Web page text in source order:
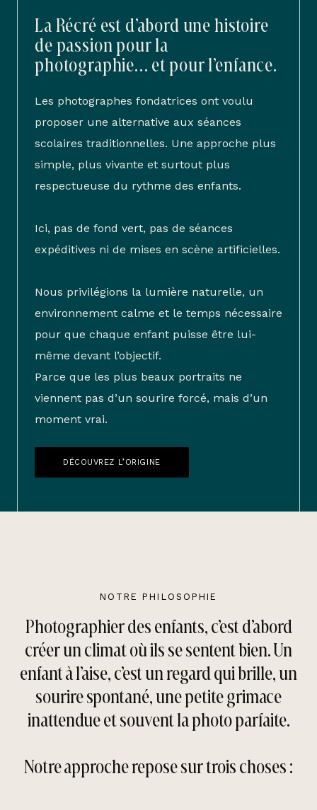
La Récré est d’abord une histoire
de passion pour la
photographie… et pour l’enfance.
Les photographes fondatrices ont voulu
proposer une alternative aux séances
scolaires traditionnelles. Une approche plus
simple, plus vivante et surtout plus
respectueuse du rythme des enfants.
Ici, pas de fond vert, pas de séances
expéditives ni de mises en scène artificielles.
Nous privilégions la lumière naturelle, un
environnement calme et le temps nécessaire
pour que chaque enfant puisse être lui-
même devant l’objectif.
Parce que les plus beaux portraits ne
viennent pas d’un sourire forcé, mais d’un
moment vrai.
DÉCOUVREZ L’ORIGINE
NOTRE PHILOSOPHIE
Photographier des enfants, c’est d’abord
créer un climat où ils se sentent bien. Un
enfant à l’aise, c’est un regard qui brille, un
sourire spontané, une petite grimace
inattendue et souvent la photo parfaite.
Notre approche repose sur trois choses :